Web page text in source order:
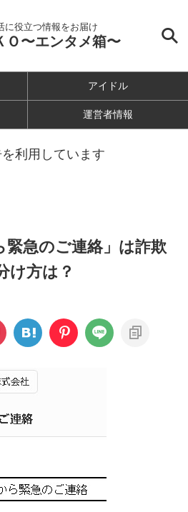
に役立つ情報をお届け
Ｏ〜エンタメ箱〜
アイドル
運営者情報
利用しています
緊急のご連絡」は詐欺
け方は？